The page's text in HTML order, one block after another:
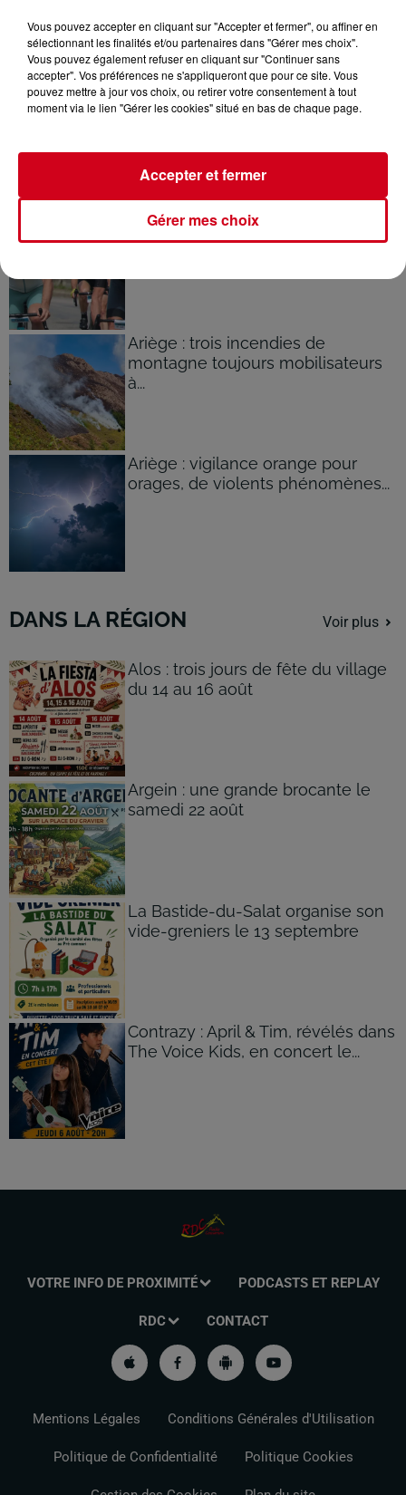
À LA UNE Voir plus
Couserans : Eaux du Couserans
La Fabio-Casartelli souffle ses 30
bougies sur les routes du
Ariège : trois incendies de
montagne toujours mobilisateurs
à...
Ariège : vigilance orange pour
orages, de violents phénomènes...
DANS LA RÉGION Voir plus
Alos : trois jours de fête du village
du 14 au 16 août
Argein : une grande brocante le
samedi 22 août
La Bastide-du-Salat organise son
vide-greniers le 13 septembre
Contrazy : April & Tim, révélés dans
The Voice Kids, en concert le...
VOTRE INFO DE PROXIMITÉ PODCASTS ET REPLAY
RDC CONTACT
Mentions Légales Conditions Générales d'Utilisation
Politique de Confidentialité Politique Cookies
Vous pouvez accepter en cliquant sur "Accepter et fermer", ou affiner en
sélectionnant les finalités et/ou partenaires dans "Gérer mes choix".
Vous pouvez également refuser en cliquant sur "Continuer sans
accepter". Vos préférences ne s'appliqueront que pour ce site. Vous
pouvez mettre à jour vos choix, ou retirer votre consentement à tout
moment via le lien "Gérer les cookies" situé en bas de chaque page.
Gérer mes choix
Accepter et fermer